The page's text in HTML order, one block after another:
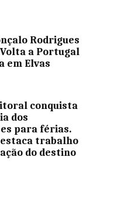
Rodrigues
a Portugal
em Elvas
conquista
dos
para férias.
trabalho
do destino